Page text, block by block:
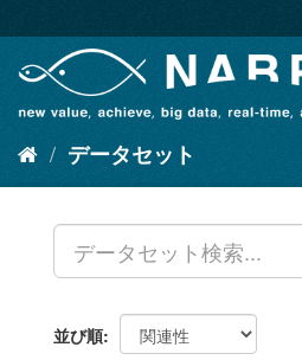
キ
データセット
並び順